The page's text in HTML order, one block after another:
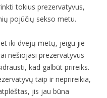
tokius prezervatyvus,
pojūčių sekso metu.
iki dvejų metų, jeigu jie
nešiojasi prezervatyvus
kad galbūt prireiks.
taip ir neprireikia,
jis jau būna